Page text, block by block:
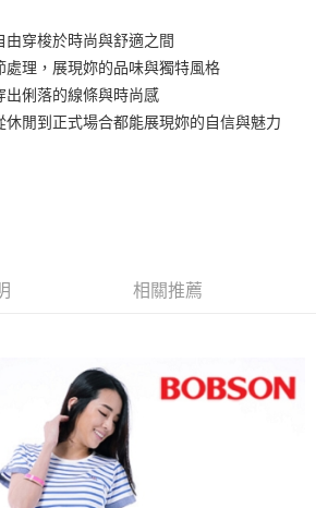
含以上)免運費
由穿梭於時尚與舒適之間
處理，展現妳的品味與獨特風格
出俐落的線條與時尚感
閒到正式場合都能展現妳的自信與魅力
相關推薦